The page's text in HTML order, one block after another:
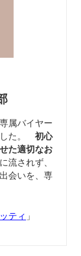
属バイヤー
た。
初心
た適切なお
流されず、
会いを、専
ティ 」